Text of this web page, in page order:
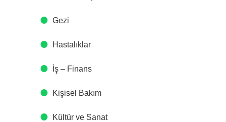
Gezi
Hastalıklar
İş – Finans
Kişisel Bakım
Kültür ve Sanat